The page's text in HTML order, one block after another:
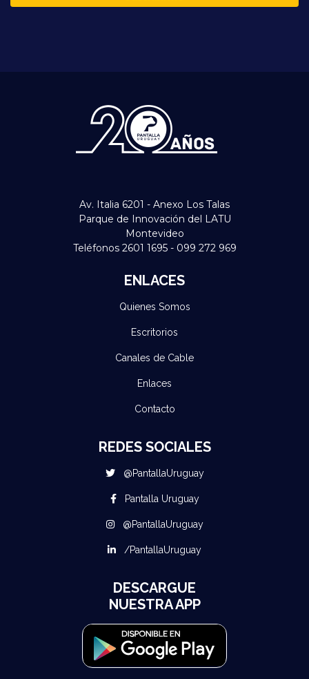
Av. Italia 6201 - Anexo Los Talas
Parque de Innovación del LATU
Montevideo
Teléfonos 2601 1695 - 099 272 969
ENLACES
Quienes Somos
Escritorios
Canales de Cable
Enlaces
Contacto
REDES SOCIALES
@PantallaUruguay
Pantalla Uruguay
@PantallaUruguay
/PantallaUruguay
DESCARGUE
NUESTRA APP